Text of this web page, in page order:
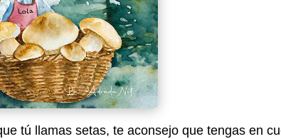
tú llamas setas, te aconsejo que tengas en